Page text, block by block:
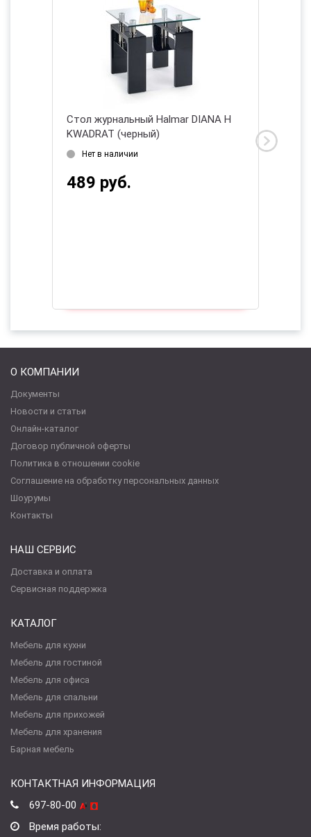
Стол журнальный Halmar DIANA H
KWADRAT (черный)
Нет в наличии
489 руб.
О КОМПАНИИ
Документы
Новости и статьи
Онлайн-каталог
Договор публичной оферты
Политика в отношении cookie
Соглашение на обработку персональных данных
Шоурумы
Контакты
НАШ СЕРВИС
Доставка и оплата
Сервисная поддержка
КАТАЛОГ
Мебель для кухни
Мебель для гостиной
Мебель для офиса
Мебель для спальни
Мебель для прихожей
Мебель для хранения
Барная мебель
КОНТАКТНАЯ ИНФОРМАЦИЯ
697-80-00
Время работы: